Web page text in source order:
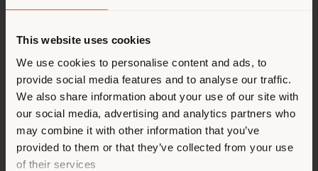
This website uses cookies
We use cookies to personalise content and ads, to
provide social media features and to analyse our traffic.
We also share information about your use of our site with
our social media, advertising and analytics partners who
may combine it with other information that you’ve
provided to them or that they’ve collected from your use
of their services
KONTAKTE
Telefon +595 21 600 678
EINEN TERMIN ANFRAGEN
Sie browsen in einem anderen
Land als Ihrem Standort. Wir
empfehlen Ihnen, sich richtig
zu orientieren, um Einkäufe
tätigen zu können. (us)